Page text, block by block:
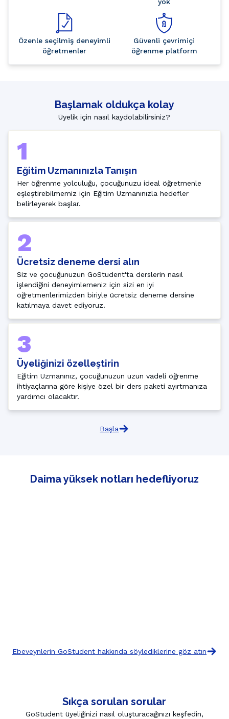
yok
Özenle seçilmiş deneyimli
öğretmenler
Güvenli çevrimiçi
öğrenme platform
Başlamak oldukça kolay
Üyelik için nasıl kaydolabilirsiniz?
1
Eğitim Uzmanınızla Tanışın
Her öğrenme yolculuğu, çocuğunuzu ideal öğretmenle
eşleştirebilmemiz için Eğitim Uzmanınızla hedefler
2
Ücretsiz deneme dersi alın
Siz ve çocuğunuzun GoStudent'ta derslerin nasıl
işlendiğini deneyimlemeniz için sizi en iyi
öğretmenlerimizden biriyle ücretsiz deneme dersine
katılmaya davet ediyoruz.
3
Üyeliğinizi özelleştirin
Eğitim Uzmanınız, çocuğunuzun uzun vadeli öğrenme
ihtiyaçlarına göre kişiye özel bir ders paketi ayırtmanıza
yardımcı olacaktır.
Başla
Daima yüksek notları hedefliyoruz
Ebeveynlerin GoStudent hakkında söylediklerine göz atın
Sıkça sorulan sorular
GoStudent üyeliğinizi nasıl oluşturacağınızı keşfedin,